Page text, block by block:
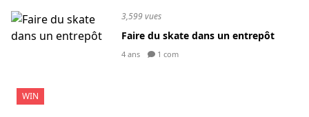
WIN
3,599 vues
Faire du skate dans un entrepôt
4 ans 1 com